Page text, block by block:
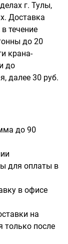
г. Тулы,
Доставка
течение
до 20
крана-
до
далее 30 руб.
до 90
для оплаты в
в офисе
на
только после